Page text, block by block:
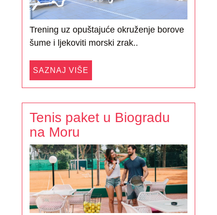
Trening uz opuštajuće okruženje borove
šume i ljekoviti morski zrak..
SAZNAJ VIŠE
Tenis paket u Biogradu
na Moru